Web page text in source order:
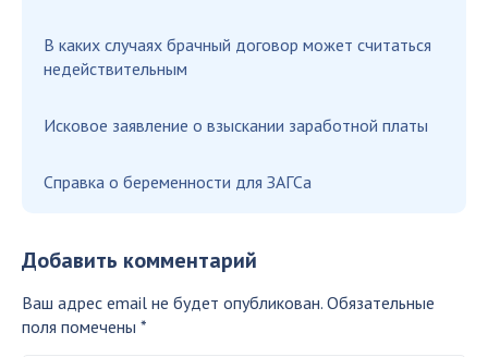
В каких случаях брачный договор может считаться
недействительным
Исковое заявление о взыскании заработной платы
Справка о беременности для ЗАГСа
Добавить комментарий
Ваш адрес email не будет опубликован. Обязательные
поля помечены *